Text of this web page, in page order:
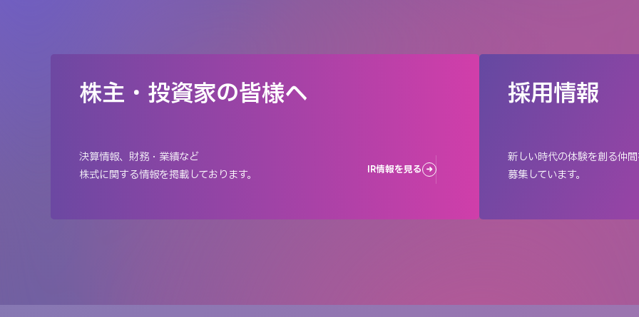
株主・投資家の皆様へ
決算情報、財務・業績など
株式に関する情報を掲載しております。
IR情報を見る
採用情報
新しい時代の体験を創る仲
募集しています。